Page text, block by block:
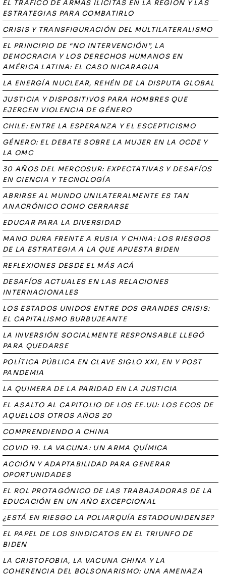
EL TRÁFICO DE ARMAS ILÍCITAS EN LA REGIÓN Y LAS
ESTRATEGIAS PARA COMBATIRLO
CRISIS Y TRANSFIGURACIÓN DEL MULTILATERALISMO
EL PRINCIPIO DE “NO INTERVENCIÓN”, LA
DEMOCRACIA Y LOS DERECHOS HUMANOS EN
AMÉRICA LATINA: EL CASO NICARAGUA
LA ENERGÍA NUCLEAR, REHÉN DE LA DISPUTA GLOBAL
JUSTICIA Y DISPOSITIVOS PARA HOMBRES QUE
EJERCEN VIOLENCIA DE GÉNERO
CHILE: ENTRE LA ESPERANZA Y EL ESCEPTICISMO
GÉNERO: EL DEBATE SOBRE LA MUJER EN LA OCDE Y
LA OMC
30 AÑOS DEL MERCOSUR: EXPECTATIVAS Y DESAFÍOS
EN CIENCIA Y TECNOLOGÍA
ABRIRSE AL MUNDO UNILATERALMENTE ES TAN
ANACRÓNICO COMO CERRARSE
EDUCAR PARA LA DIVERSIDAD
MANO DURA FRENTE A RUSIA Y CHINA: LOS RIESGOS
DE LA ESTRATEGIA A LA QUE APUESTA BIDEN
REFLEXIONES DESDE EL MÁS ACÁ
DESAFÍOS ACTUALES EN LAS RELACIONES
INTERNACIONALES
LOS ESTADOS UNIDOS ENTRE DOS GRANDES CRISIS:
EL CAPITALISMO BURBUJEANTE
LA INVERSIÓN SOCIALMENTE RESPONSABLE LLEGÓ
PARA QUEDARSE
POLÍTICA PÚBLICA EN CLAVE SIGLO XXI, EN Y POST
PANDEMIA
LA QUIMERA DE LA PARIDAD EN LA JUSTICIA
EL ASALTO AL CAPITOLIO DE LOS EE.UU: LOS ECOS DE
AQUELLOS OTROS AÑOS 20
COMPRENDIENDO A CHINA
COVID 19. LA VACUNA: UN ARMA QUÍMICA
ACCIÓN Y ADAPTABILIDAD PARA GENERAR
OPORTUNIDADES
EL ROL PROTAGÓNICO DE LAS TRABAJADORAS DE LA
EDUCACIÓN EN UN AÑO EXCEPCIONAL
¿ESTÁ EN RIESGO LA POLIARQUÍA ESTADOUNIDENSE?
EL PAPEL DE LOS SINDICATOS EN EL TRIUNFO DE
BIDEN
LA CRISTOFOBIA, LA VACUNA CHINA Y LA
COHERENCIA DEL BOLSONARISMO: UNA AMENAZA